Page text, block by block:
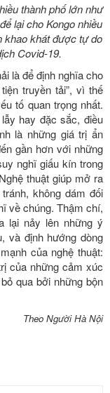
thành phố lớn như
lại cho Kongo nhiều
khao khát được tự do
Covid-19.
là để định nghĩa cho
truyền tải”, vì thế
tố quan trọng nhất.
hay đặc sắc, điều
là những giá trị ẩn
gần hơn với những
nghĩ giấu kín trong
thuật giúp mở ra
không dám đối
về chúng. Thậm chí,
lại nảy lên những ý
và định hướng dòng
của nghệ thuật:
của những cảm xúc
qua bởi những bộn
Theo Người Hà Nội